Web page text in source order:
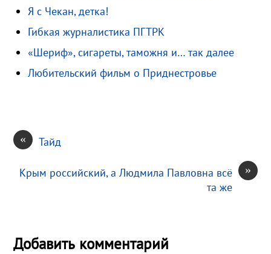
s
s
n
R
u
р
а
в
Я с Чекан, детка!
Гибкая журналистика ПГТРК
«Шериф», сигареты, таможня и… так далее
Любительский фильм о Приднестровье
« Тайд
»
Крым российский, а Людмила Павловна всё
та же
Добавить комментарий